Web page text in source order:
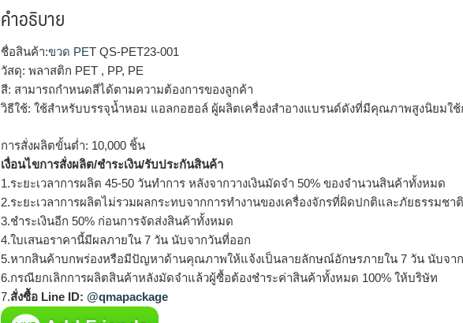
คำอธิบาย
ชื่อสินค้า:ขวด PET QS-PET23-001
วัสดุ: พลาสติก PET , PP, PE
สี: สามารถกำหนดสีได้ตามความต้องการของลูกค้า
วิธีใช้: ใช้สำหรับบรรจุน้ำหอม แอลกอฮอล์ ผู้ผลิตเครื่องสำอางแบรนด์ดังที่มีคุณภาพสูงนิยมใช้
การสั่งผลิตขั้นต่ำ: 10,000 ชิ้น
เงื่อนไขการสั่งผลิต/ชำระเงิน/รับประกันสินค้า
1.ระยะเวลาการผลิต 45-50 วันทำการ หลังจากวางเงินมัดจำ 50% ของจำนวนสินค้าทั้งหมด
2.ระยะเวลาการผลิตไม่รวมผลกระทบจากการทำงานของเครื่องจักรที่ผิดปกติและภัยธรรมชาติ
3.ชำระเงินอีก 50% ก่อนการจัดส่งสินค้าทั้งหมด
4.ใบเสนอราคานี้มีผลภายใน 7 วัน นับจากวันที่ออก
5.หากสินค้าบกพร่องหรือมีปัญหาด้านคุณภาพให้แจ้งเป็นลายลักษณ์อักษรภายใน 7 วัน นับจา
6.กรณียกเลิกการผลิตสินค้าหลังมัดจำแล้วผู้ซื้อต้องชำระค่าสินค้าทั้งหมด 100% ให้บริษัท
7.สั่งซื้อ Line ID: @qmapackage